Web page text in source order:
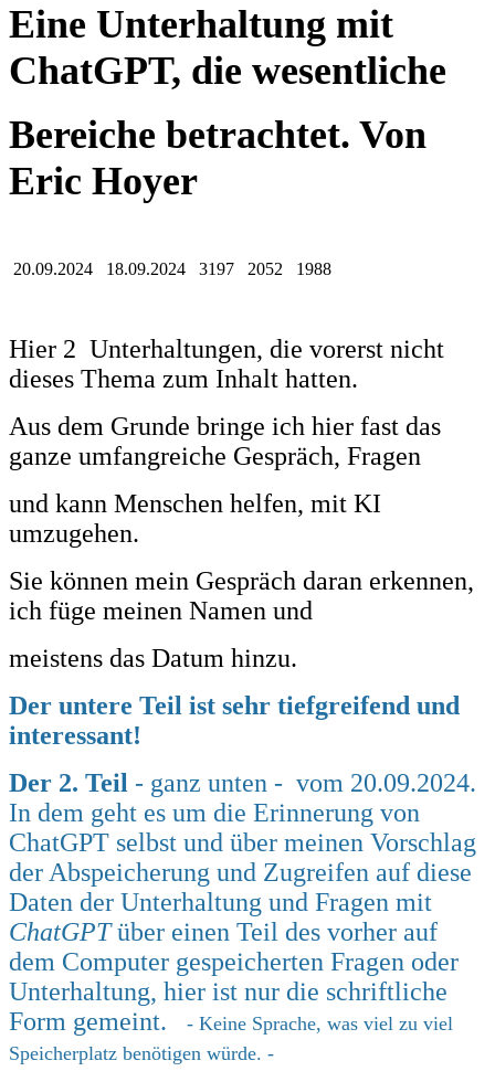
Eine Unterhaltung mit
ChatGPT, die wesentliche
Bereiche betrachtet. Von
Eric Hoyer
20.09.2024 18.09.2024 3197 2052 1988
Hier 2 Unterhaltungen, die vorerst nicht
dieses Thema zum Inhalt hatten.
Aus dem Grunde bringe ich hier fast das
ganze umfangreiche Gespräch, Fragen
und kann Menschen helfen, mit KI
umzugehen.
Sie können mein Gespräch daran erkennen,
ich füge meinen Namen und
meistens das Datum hinzu.
Der untere Teil ist sehr tiefgreifend und
interessant!
Der 2. Teil - ganz unten - vom 20.09.2024.
In dem geht es um die Erinnerung von
ChatGPT selbst und über meinen Vorschlag
der Abspeicherung und Zugreifen auf diese
Daten der Unterhaltung und Fragen mit
ChatGPTüber einen Teil des vorher auf
dem Computer gespeicherten Fragen oder
Unterhaltung, hier ist nur die schriftliche
Form gemeint.
- Keine Sprache, was viel zu viel
Speicherplatz benötigen würde. -